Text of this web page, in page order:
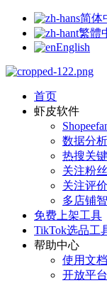
简体
繁體
English
首页
虾皮软件
数据分
热搜关
关注粉
关注评
多店铺
免费上架工具
TikTok选品工
帮助中心
使用文档
开放平台